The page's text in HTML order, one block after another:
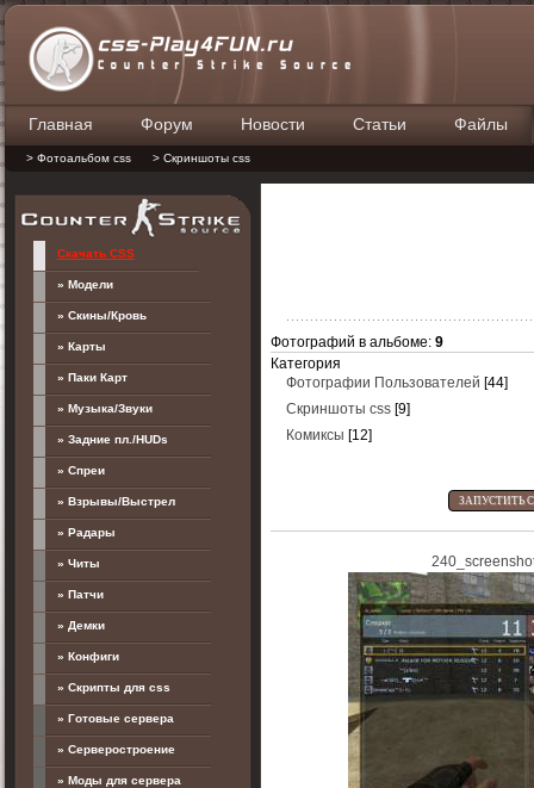
Главная Форум Новости Статьи Файлы
> Фотоальбом css > Скриншоты css
Фотографий в альбоме: 9
Категория
Фотографии Пользователей [44]
Скриншоты css [9]
Комиксы [12]
Скачать CSS
» Модели
» Скины/Кровь
» Карты
» Паки Карт
» Музыка/Звуки
» Задние пл./HUDs
» Спреи
» Взрывы/Выстрел
» Радары
» Читы
» Патчи
» Демки
» Конфиги
» Скрипты для css
» Готовые сервера
» Серверостроение
» Моды для сервера